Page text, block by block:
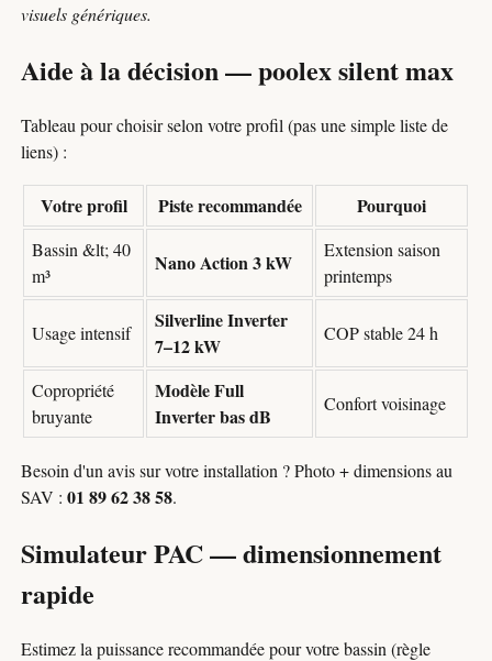
visuels génériques.
Aide à la décision — poolex silent max
Tableau pour choisir selon votre profil (pas une simple liste de
liens) :
Votre profil Piste recommandée Pourquoi
Bassin &lt; 40
m³
Nano Action 3 kW
Extension saison
printemps
Usage intensif
Silverline Inverter
7–12 kW
COP stable 24 h
Copropriété
bruyante
Modèle Full
Inverter bas dB
Confort voisinage
Besoin d'un avis sur votre installation ? Photo + dimensions au
SAV :01 89 62 38 58.
Simulateur PAC — dimensionnement
rapide
Estimez la puissance recommandée pour votre bassin (règle